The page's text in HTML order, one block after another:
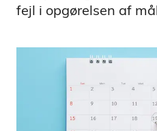
fejl i opgørelsen af